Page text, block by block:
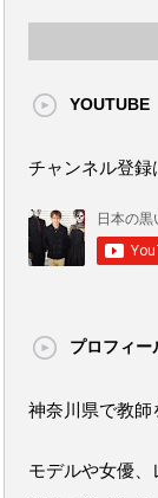
YOUTUBE
チャンネル登録
プロフィー
神奈川県で教師
モデルや女優